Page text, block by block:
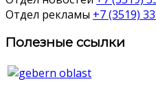
Отдел рекламы +7 (3519)
Полезные ссылки